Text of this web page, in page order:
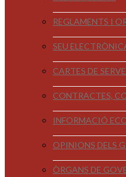
REGLAMENTS I
SEU
CARTES DE
CONTRACTES,
INFORMACIÓ
OPINIONS DELS
ÒRGANS DE